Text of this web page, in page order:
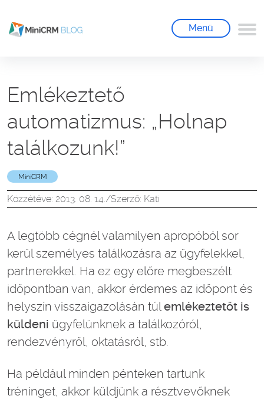
Menü
Emlékeztető
automatizmus: „Holnap
találkozunk!”
MiniCRM
Közzétéve: 2013. 08. 14./Szerző: Kati
A legtöbb cégnél valamilyen apropóból sor
kerül személyes találkozásra az ügyfelekkel,
partnerekkel. Ha ez egy előre megbeszélt
időpontban van, akkor érdemes az időpont és
helyszín visszaigazolásán túlemlékeztetőt is
küldeni ügyfelünknek a találkozóról,
rendezvényről, oktatásról, stb.
Ha például minden pénteken tartunk
tréninget, akkor küldjünk a résztvevőknek